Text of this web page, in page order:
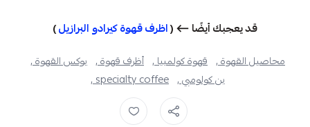
قد يعجبك أيضًا ⟵ (اظرف قهوة كيرادو البرازيل)
محاصيل القهوة , قهوة كولمبيا , أظرف قهوة , بوكس القهوة ,
بن كولومبي , specialty coffee ,